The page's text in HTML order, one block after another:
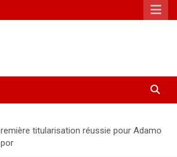
titularisation réussie pour Adamo